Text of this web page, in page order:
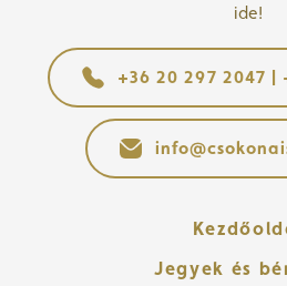
ide!
+36 20 297 2047 |
Jegyek és